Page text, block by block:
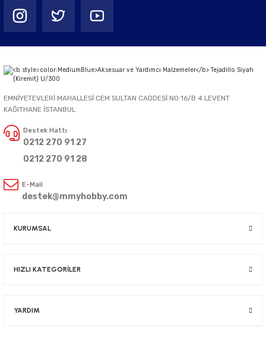
EMNİYETEVLERİ MAHALLESİ CEM SULTAN CADDESİ NO:16/B 4.LEVENT
KAĞITHANE İSTANBUL
Destek Hattı
0212 270 91 27
0212 270 91 28
E-Mail
destek@mmyhobby.com
KURUMSAL
HIZLI KATEGORİLER
YARDIM